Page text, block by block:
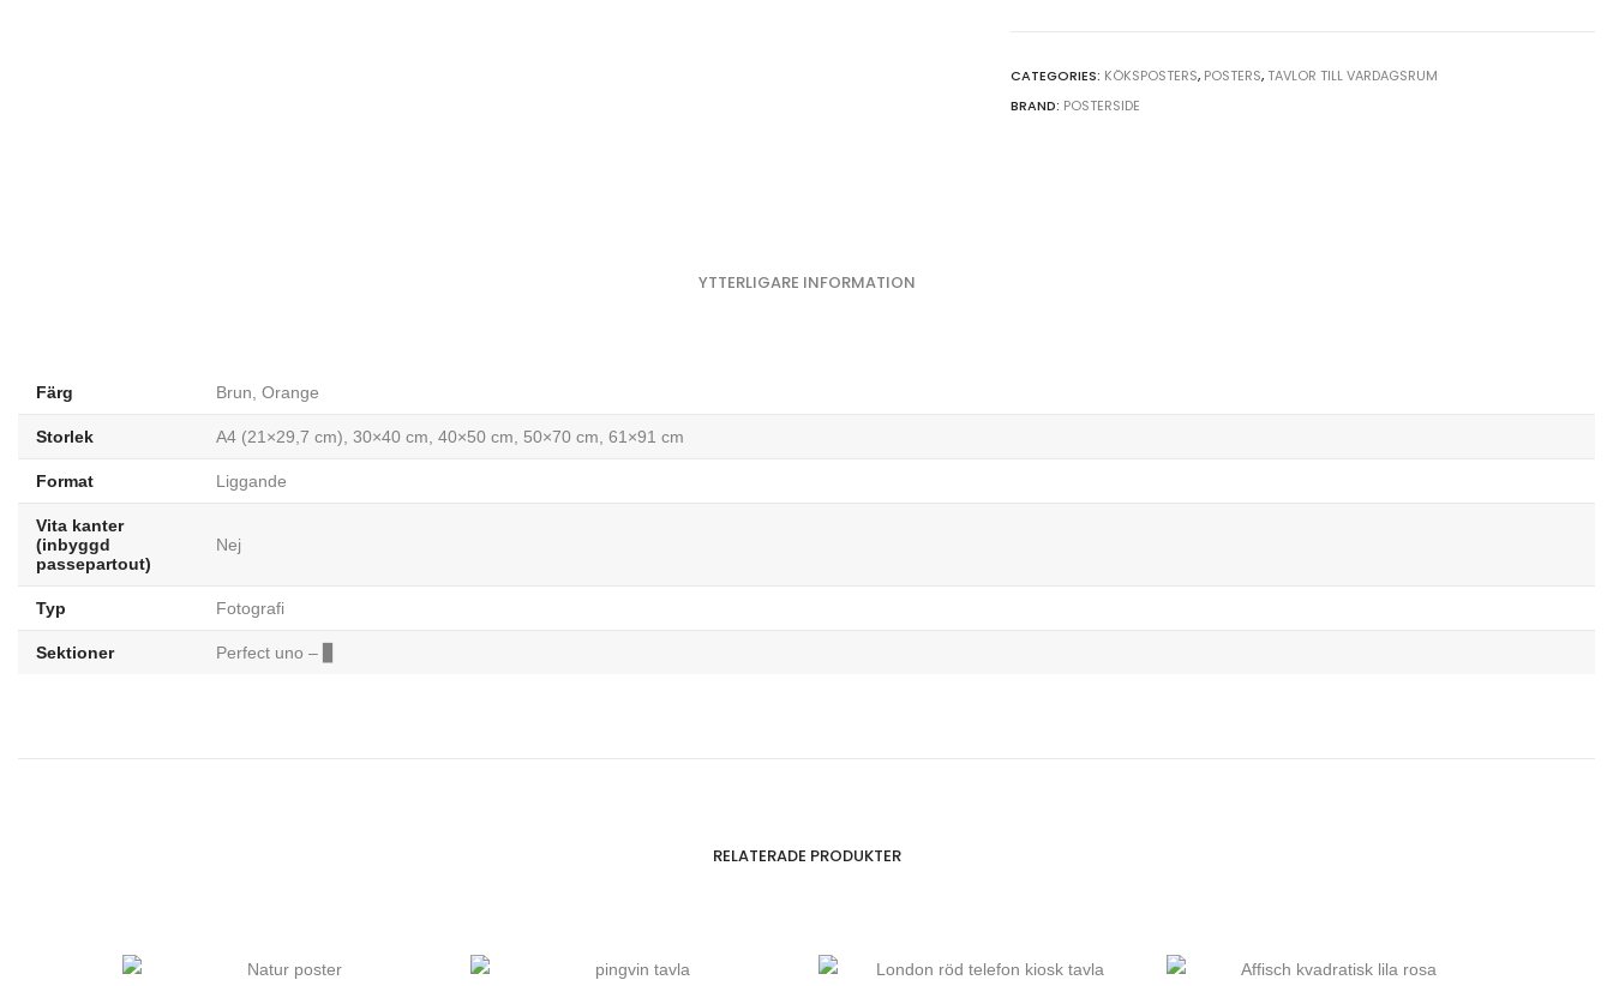
CATEGORIES: KÖKSPOSTERS, POSTERS, TAVLOR TILL VARDAGSRUM
BRAND: POSTERSIDE
YTTERLIGARE INFORMATION
Färg Brun, Orange
Storlek A4 (21×29,7 cm), 30×40 cm, 40×50 cm, 50×70 cm, 61×91 cm
Format Liggande
Vita kanter
(inbyggd
passepartout)
Nej
Typ Fotografi
Sektioner Perfect uno – ▊
RELATERADE PRODUKTER